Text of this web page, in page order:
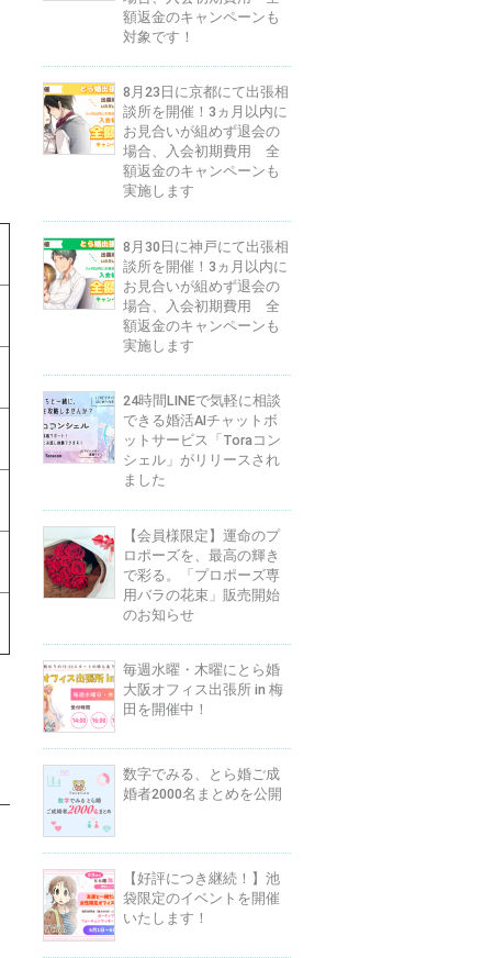
額返金のキャンペーンも
対象です！
8月23日に京都にて出張相
談所を開催！3ヵ月以内に
お見合いが組めず退会の
場合、入会初期費用 全
額返金のキャンペーンも
実施します
8月30日に神戸にて出張相
談所を開催！3ヵ月以内に
お見合いが組めず退会の
場合、入会初期費用 全
額返金のキャンペーンも
実施します
24時間LINEで気軽に相談
できる婚活AIチャットボ
ットサービス「Toraコン
シェル」がリリースされ
ました
【会員様限定】運命のプ
ロポーズを、最高の輝き
で彩る。「プロポーズ専
用バラの花束」販売開始
のお知らせ
毎週水曜・木曜にとら婚
大阪オフィス出張所 in 梅
田を開催中！
数字でみる、とら婚ご成
婚者2000名まとめを公開
【好評につき継続！】池
袋限定のイベントを開催
いたします！